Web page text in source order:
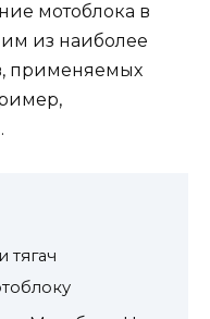
мотоблока в
из наиболее
применяемых
тягач